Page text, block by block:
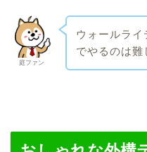
庭ファン
ウォールライ
でやるのは難